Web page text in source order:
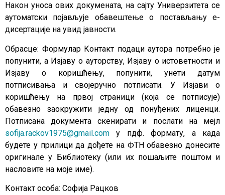
Након уноса ових докумената, на сајту Универзитета се
аутоматски појављује обавештење о постављању е-
дисертације на увид јавности.
Обрасце: Формулар Контакт подаци аутора потребно је
попунити, а Изјаву о ауторству, Изјаву о истоветности и
Изјаву о коришћењу, попунити, унети датум
потписивања и својеручно потписати. У Изјави о
коришћењу на првој страници (која се потписује)
обавезно заокружити једну од понуђених лиценци.
Потписана документа скенирати и послати на мејл
sofija.rackov1975@gmail.com у пдф. формату, а када
будете у прилици да дођете на ФТН обавезно донесите
оригинале у Библиотеку (или их пошаљите поштом и
насловите на моје име).
Контакт особа: Софија Рацков